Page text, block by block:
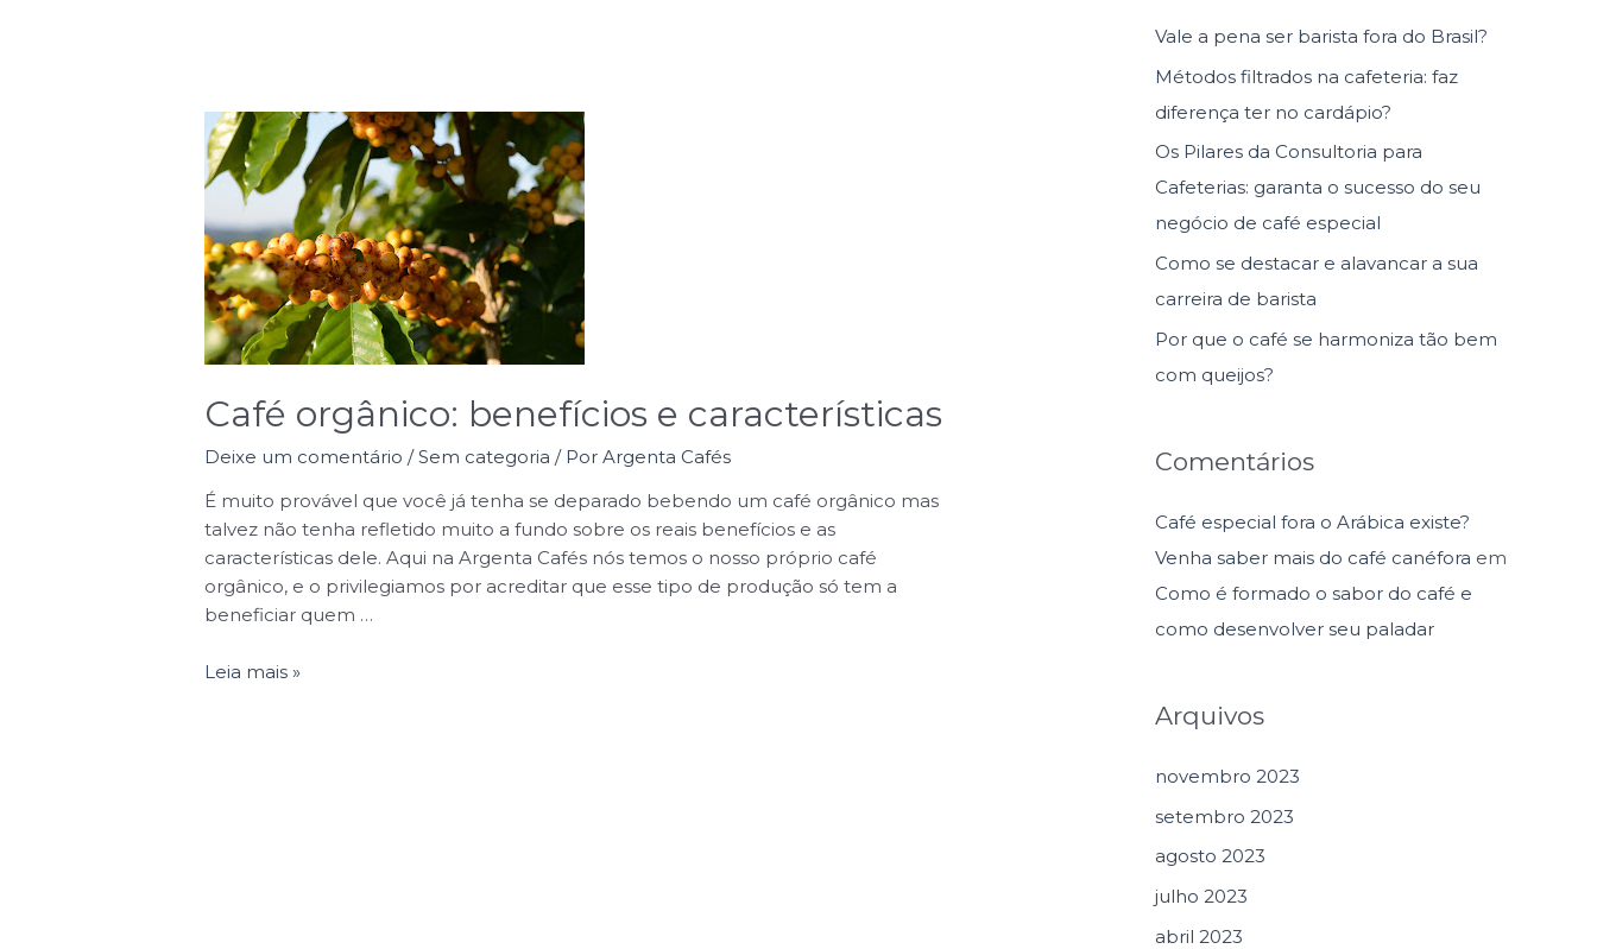
Café orgânico: benefícios e características
Deixe um comentário /Sem categoria / PorArgenta Cafés
É muito provável que você já tenha se deparado bebendo um café orgânico mas
talvez não tenha refletido muito a fundo sobre os reais benefícios e as
características dele. Aqui na Argenta Cafés nós temos o nosso próprio café
orgânico, e o privilegiamos por acreditar que esse tipo de produção só tem a
beneficiar quem …
Café
orgânico:
benefícios
características
Leia mais »
s
a
r
p
o
r
:
Vale a pena ser barista fora do Brasil?
Métodos filtrados na cafeteria: faz
diferença ter no cardápio?
Os Pilares da Consultoria para
Cafeterias: garanta o sucesso do seu
negócio de café especial
Como se destacar e alavancar a sua
carreira de barista
Por que o café se harmoniza tão bem
com queijos?
Comentários
Café especial fora o Arábica existe?
Venha saber mais do café canéfora em
Como é formado o sabor do café e
como desenvolver seu paladar
Arquivos
novembro 2023
setembro 2023
agosto 2023
julho 2023
abril 2023